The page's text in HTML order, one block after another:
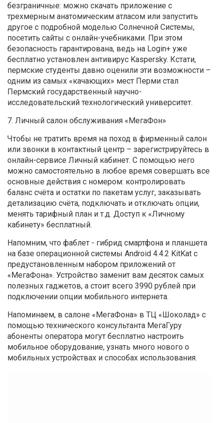
безграничные: можно скачать приложение с
трехмерным анатомическим атласом или запустить
другое с подробной моделью Солнечной Системы,
посетить сайты с онлайн-учебниками. При этом
безопасность гарантирована, ведь на Login+ уже
бесплатно установлен антивирус Kaspersky. Кстати,
пермские студенты давно оценили эти возможности –
одним из самых «качающих» мест Перми стал
Пермский государственный научно-
исследовательский технологический университет.
7. Личный салон обслуживания «МегаФон»
Чтобы не тратить время на поход в фирменный салон
или звонки в контактный центр – зарегистрируйтесь в
онлайн-сервисе Личный кабинет. С помощью него
можно самостоятельно в любое время совершать все
основные действия с номером: контролировать
баланс счёта и остатки по пакетам услуг, заказывать
детализацию счёта, подключать и отключать опции,
менять тарифный план и т.д. Доступ к «Личному
кабинету» бесплатный.
Напомним, что фаблет - гибрид смартфона и планшета
на базе операционной системы Android 4.4.2 KitKat с
предустановленным набором приложений от
«МегаФона». Устройство заменит вам десяток самых
полезных гаджетов, а стоит всего 3990 рублей при
подключении опции мобильного интернета.
Напоминаем, в салоне «МегаФона» в ТЦ «Шоколад» с
помощью технического консультанта МегаГуру
абоненты оператора могут бесплатно настроить
мобильное оборудование, узнать много нового о
мобильных устройствах и способах использования.